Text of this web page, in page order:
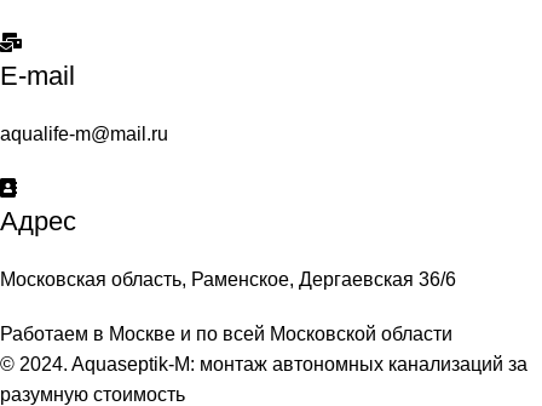
E-mail
aqualife-m@mail.ru
Адрес
Московская область, Раменское, Дергаевская 36/6
Работаем в Москве и по всей Московской области
© 2024. Aquaseptik-M: монтаж автономных канализаций за
разумную стоимость